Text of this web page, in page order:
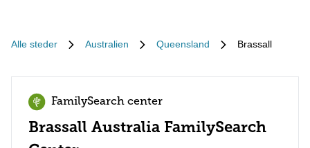
Alle steder Australien Queensland Brassall
FamilySearch center
Brassall Australia FamilySearch